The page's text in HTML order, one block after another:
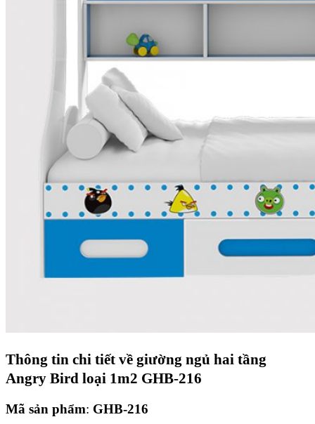
Thông tin chi tiết về giường ngủ hai tầng
Angry Bird loại 1m2 GHB-216
Mã sản phẩm: GHB-216